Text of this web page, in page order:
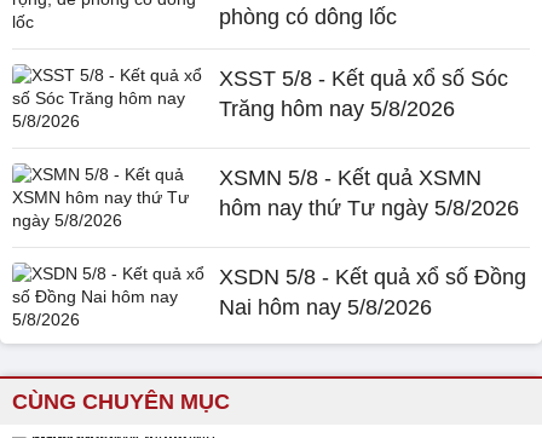
phòng có dông lốc
XSST 5/8 - Kết quả xổ số Sóc
Trăng hôm nay 5/8/2026
XSMN 5/8 - Kết quả XSMN
hôm nay thứ Tư ngày 5/8/2026
XSDN 5/8 - Kết quả xổ số Đồng
Nai hôm nay 5/8/2026
CÙNG CHUYÊN MỤC